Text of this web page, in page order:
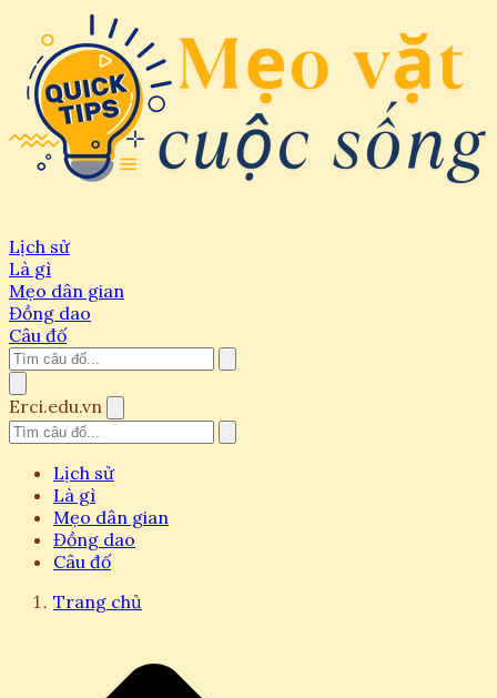
Lịch sử
Là gì
Mẹo dân gian
Đồng dao
Câu đố
Erci.edu.vn
Lịch sử
Là gì
Mẹo dân gian
Đồng dao
Câu đố
Trang chủ